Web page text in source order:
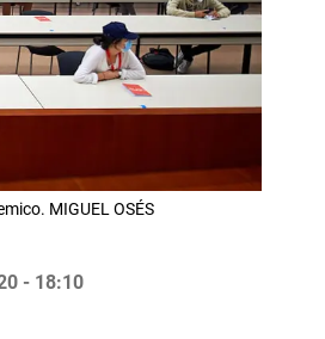
MIGUEL OSÉS
- 18:10